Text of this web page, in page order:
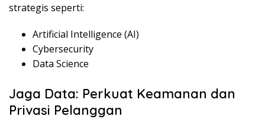
strategis seperti:
Artificial Intelligence (AI)
Cybersecurity
Data Science
Jaga Data: Perkuat Keamanan dan
Privasi Pelanggan